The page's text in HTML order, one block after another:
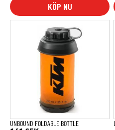
KÖP NU
UNBOUND FOLDABLE BOTTLE